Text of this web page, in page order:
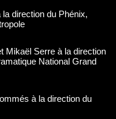
Serre à la direction
National Grand
à la direction du
2026